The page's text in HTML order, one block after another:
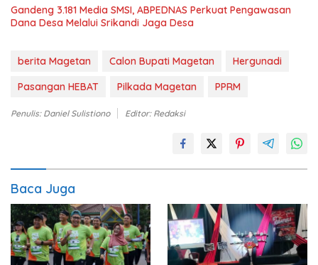
Gandeng 3.181 Media SMSI, ABPEDNAS Perkuat Pengawasan
Dana Desa Melalui Srikandi Jaga Desa
berita Magetan Calon Bupati Magetan
Hergunadi
Pasangan HEBAT
Pilkada Magetan PPRM
Penulis: Daniel Sulistiono Editor: Redaksi
Baca Juga